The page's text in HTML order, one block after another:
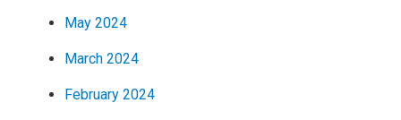
May 2024
March 2024
February 2024